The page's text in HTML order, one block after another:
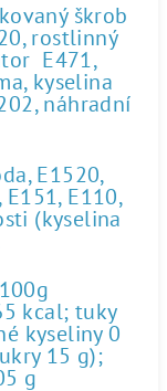
škrob
rostlinný
E471,
kyselina
náhradní
E1520,
E110,
(kyselina
kcal; tuky
kyseliny 0
15 g);
g